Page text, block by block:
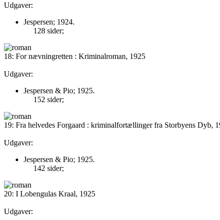
Udgaver:
Jespersen; 1924.
128 sider;
18: For nævningretten : Kriminalroman, 1925
Udgaver:
Jespersen & Pio; 1925.
152 sider;
19: Fra helvedes Forgaard : kriminalfortællinger fra Storbyens Dyb,
Udgaver:
Jespersen & Pio; 1925.
142 sider;
20: I Lobengulas Kraal, 1925
Udgaver: